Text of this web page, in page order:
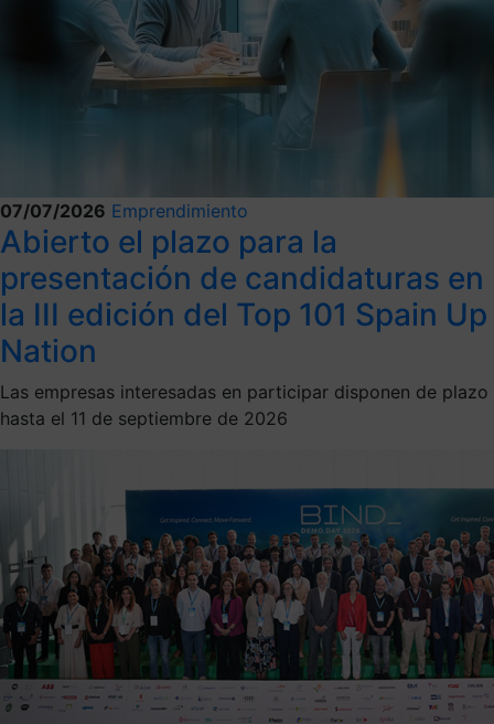
07/07/2026 Emprendimiento
Abierto el plazo para la
presentación de candidaturas en
la III edición del Top 101 Spain Up
Nation
Las empresas interesadas en participar disponen de plazo
hasta el 11 de septiembre de 2026